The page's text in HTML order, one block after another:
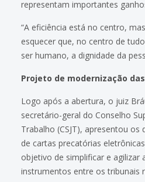
representam importantes
“A eficiência está no centro,
esquecer que, no centro de
ser humano, a dignidade da
Projeto de modernização
Logo após a abertura, o juiz
secretário-geral do Conselho
Trabalho (CSJT), apresentou
de cartas precatórias
objetivo de simplificar e agilizar
instrumentos entre os tribunais